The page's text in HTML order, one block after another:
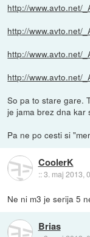
http://www.avto.net/
http://www.avto.net/
http://www.avto.net/
http://www.avto.net/
So pa to stare gare.
je jama brez dna kar
Pa ne po cesti si
CoolerK
::3. maj 2013,
Ne ni m3 je serija 5
Brias